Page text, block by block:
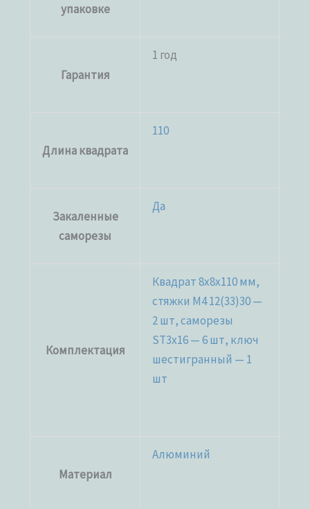
упаковке
Гарантия
1 год
Длина квадрата
110
Закаленные
саморезы
Да
Комплектация
Квадрат 8х8х110 мм,
стяжки М4 12(33)30 —
2 шт, саморезы
ST3x16 — 6 шт, ключ
шестигранный — 1
шт
Материал
Алюминий